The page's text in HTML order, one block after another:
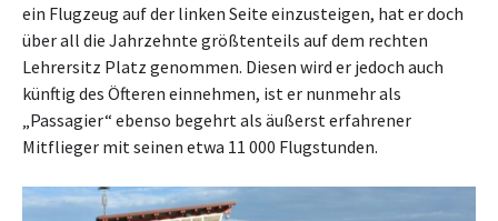
ein Flugzeug auf der linken Seite einzusteigen, hat er doch
über all die Jahrzehnte größtenteils auf dem rechten
Lehrersitz Platz genommen. Diesen wird er jedoch auch
künftig des Öfteren einnehmen, ist er nunmehr als
„Passagier“ ebenso begehrt als äußerst erfahrener
Mitflieger mit seinen etwa 11 000 Flugstunden.